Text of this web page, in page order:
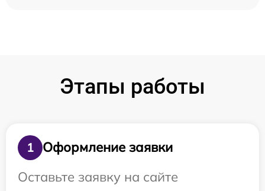
Этапы работы
1
Оформление заявки
Оставьте заявку на сайте